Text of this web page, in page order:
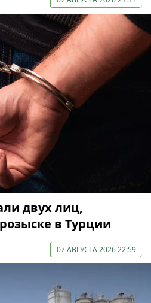
двух лиц,
в Турции
07 АВГУСТА 2026 22:59